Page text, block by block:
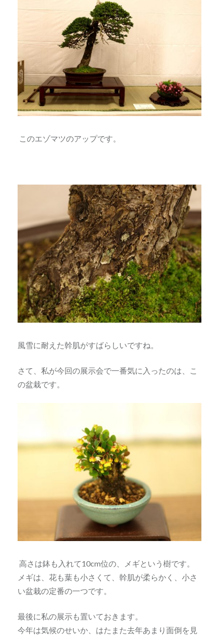
このエゾマツのアップです。
風雪に耐えた幹肌がすばらしいですね。
さて、私が今回の展示会で一番気に入ったのは、こ
の盆栽です。
高さは鉢も入れて10cm位の、メギという樹です。
メギは、花も葉も小さくて、幹肌が柔らかく、小さ
い盆栽の定番の一つです。
最後に私の展示も置いておきます。
今年は気候のせいか、はたまた去年あまり面倒を見